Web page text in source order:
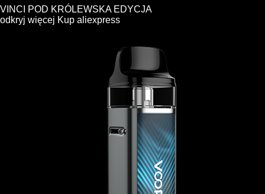
VINCI POD KRÓLEWSKA EDYCJA
odkryj więcej Kup aliexpress